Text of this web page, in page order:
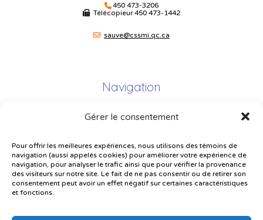
Gérer le consentement
Pour offrir les meilleures expériences, nous utilisons des témoins de
navigation (aussi appelés cookies) pour améliorer votre expérience de
navigation, pour analyser le trafic ainsi que pour vérifier la provenance
des visiteurs sur notre site. Le fait de ne pas consentir ou de retirer son
consentement peut avoir un effet négatif sur certaines caractéristiques
et fonctions.
450 473-3206
Télécopieur450 473-1442
sauve@cssmi.qc.ca
Navigation
Plan du site
Plainte – service à l’élève
Politique de confidentialité